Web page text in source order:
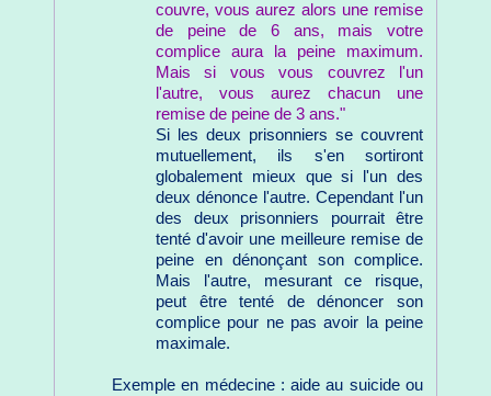
couvre, vous aurez alors une remise
de peine de 6 ans, mais votre
complice aura la peine maximum.
Mais si vous vous couvrez l'un
l'autre, vous aurez chacun une
remise de peine de 3 ans."
Si les deux prisonniers se couvrent
mutuellement, ils s'en sortiront
globalement mieux que si l'un des
deux dénonce l'autre. Cependant l'un
des deux prisonniers pourrait être
tenté d'avoir une meilleure remise de
peine en dénonçant son complice.
Mais l'autre, mesurant ce risque,
peut être tenté de dénoncer son
complice pour ne pas avoir la peine
maximale.
Exemple en médecine : aide au suicide ou